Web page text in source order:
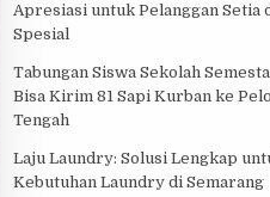
Apresiasi untuk Pelanggan Setia
Spesial
Tabungan Siswa Sekolah
Bisa Kirim 81 Sapi Kurban ke
Tengah
Laju Laundry: Solusi Lengkap
Kebutuhan Laundry di Semarang